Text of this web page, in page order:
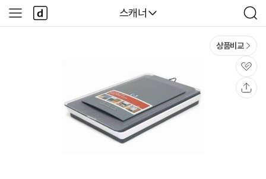
다나와
스캐너
검
색
사
이
다
나
와
상품비교
관
심